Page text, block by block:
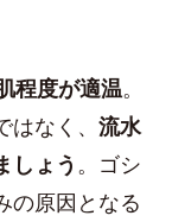
程度が適温。
はなく、流水
しょう 。ゴシ
の原因となる